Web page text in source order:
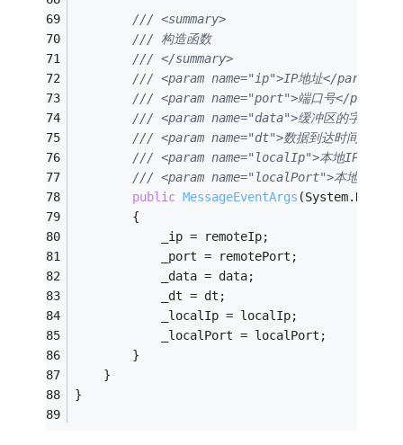
/// <summary>
/// 构造函数
/// </summary>
/// <param name="ip">IP地址</param>
/// <param name="port">端口号</param>
/// <param name="data">缓冲区的字节数组
/// <param name="dt">数据到达时间</
/// <param name="localIp">本地IP地址</
/// <param name="localPort">本地端口</
public MessageEventArgs
        {
            _ip = remoteIp;
            _port = remotePort;
            _data = data;
            _dt = dt;
            _localIp = localIp;
            _localPort = localPort;
        }
    }
}